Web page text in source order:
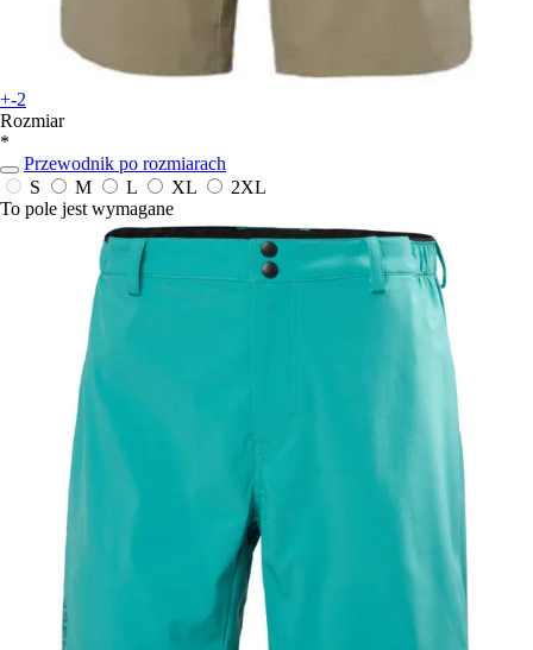
+-2
Rozmiar
*
Przewodnik po rozmiarach
S
M L XL
2XL
To pole jest wymagane